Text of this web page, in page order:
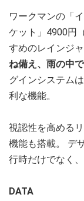
ワークマンの「
ケット」4900円
すめのレインジャ
ね備え、雨の中
グインシステム
利な機能。
視認性を高める
機能も搭載。 デ
行時だけでなく
DATA